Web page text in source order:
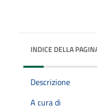
INDICE DELLA
Descrizione
A cura di